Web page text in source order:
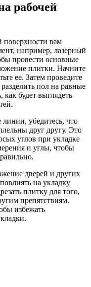
рабочей
поверхности вам
например, лазерный
провести основные
плитки. Начните
ее. Затем проведите
пол на равные
будет выглядеть
убедитесь, что
друг другу. Это
углов при укладке
и углы, чтобы
дверей и других
на укладку
плитку для того,
препятствиям.
избежать